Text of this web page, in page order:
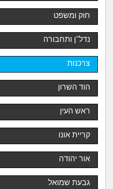
חוק ומשפט
נדל"ן ותחבורה
צרכנות
הוד השרון
ראש העין
קריית אונו
אור יהודה
גבעת שמואל